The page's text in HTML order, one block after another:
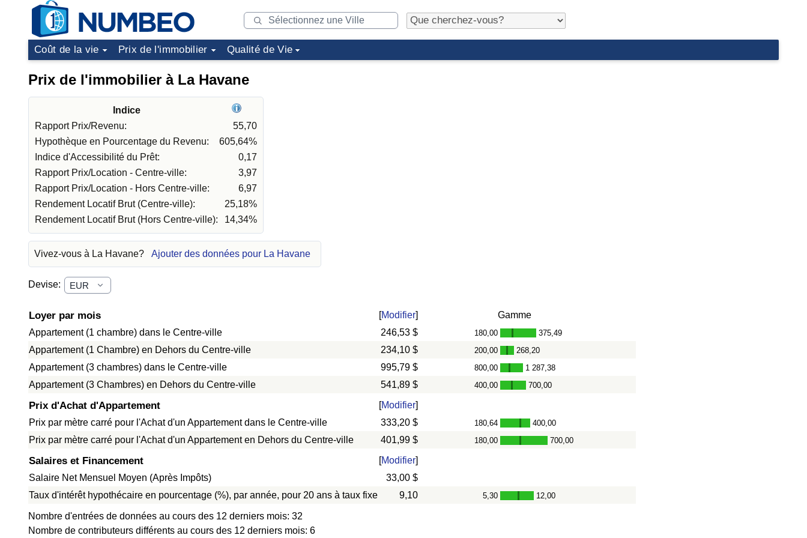
Coût de la vie Prix de l'immobilier Qualité de Vie
Prix de l'immobilier à La Havane
Indice
Rapport Prix/Revenu:
55,70
Hypothèque en Pourcentage du Revenu:
605,64%
Indice d'Accessibilité du Prêt:
0,17
Rapport Prix/Location - Centre-ville:
3,97
Rapport Prix/Location - Hors Centre-ville:
6,97
Rendement Locatif Brut (Centre-ville):
25,18%
Rendement Locatif Brut (Hors Centre-ville):
14,34%
Vivez-vous à La Havane? Ajouter des données pour La Havane
Devise:
Loyer par mois [Modifier]
Gamme
Appartement (1 chambre) dans le Centre-ville
246,53 $ 180,00 - 375,49
Appartement (1 Chambre) en Dehors du Centre-ville 234,10 $ 200,00 - 268,20
Appartement (3 chambres) dans le Centre-ville 995,79 $ 800,00 - 1 287,38
Appartement (3 Chambres) en Dehors du Centre-ville 541,89 $ 400,00 - 700,00
Prix d'Achat d'Appartement [Modifier]
Prix par mètre carré pour l'Achat d'un Appartement dans le Centre-ville
333,20 $ 180,64 - 400,00
Prix par mètre carré pour l'Achat d'un Appartement en Dehors du Centre-ville 401,99 $ 180,00 - 700,00
Salaires et Financement [Modifier]
Salaire Net Mensuel Moyen (Après Impôts)
33,00 $
Taux d'intérêt hypothécaire en pourcentage (%), par année, pour 20 ans à taux fixe
9,10 5,30 - 12,00
Nombre d'entrées de données au cours des 12 derniers mois: 32
Nombre de contributeurs différents au cours des 12 derniers mois: 6